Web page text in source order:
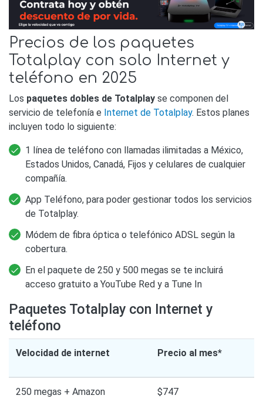
Precios de los paquetes
Totalplay con solo Internet y
teléfono en 2025
Los paquetes dobles de Totalplay se componen del
servicio de telefonía e Internet de Totalplay. Estos planes
incluyen todo lo siguiente:
1 línea de teléfono con llamadas ilimitadas a México,
Estados Unidos, Canadá, Fijos y celulares de cualquier
compañía.
App Teléfono, para poder gestionar todos los servicios
de Totalplay.
Módem de fibra óptica o telefónico ADSL según la
cobertura.
En el paquete de 250 y 500 megas se te incluirá
acceso gratuito a YouTube Red y a Tune In
Paquetes Totalplay con Internet y
teléfono
Velocidad de internet Precio al mes*
250 megas + Amazon $747